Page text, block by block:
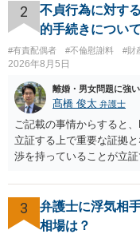
やり取り等の経緯、誓約
の 金銭であったと評価
切関与しないなら100万
どの程度証拠価値がある
を見ない限り、具体的な
と考えます。 ③ 借用書が
することは認められるの
取る正当な権利がないの
るものかと推察しますの
は現在、収入も不安定で
今年に再婚したが主人は
困難 仮に裁判で敗訴した
か。 ⇒判決となり敗訴し
の財産を差し押さえられ
すが、 和解であれば柔
2
不貞行為に対す
的手続きについて
#有責配偶者 #不倫慰謝料 #財
2026年8月5日
離婚・男女問題に強
髙橋 俊太 弁護士
ご記載の事情からすると
立証する上で重要な証拠
渉を持っていることが立
性的関係を継続している
できるだけ保存しておく
がある＝財産分与でも多
いう関係にはありません
3
弁護士に浮気相
相場は？